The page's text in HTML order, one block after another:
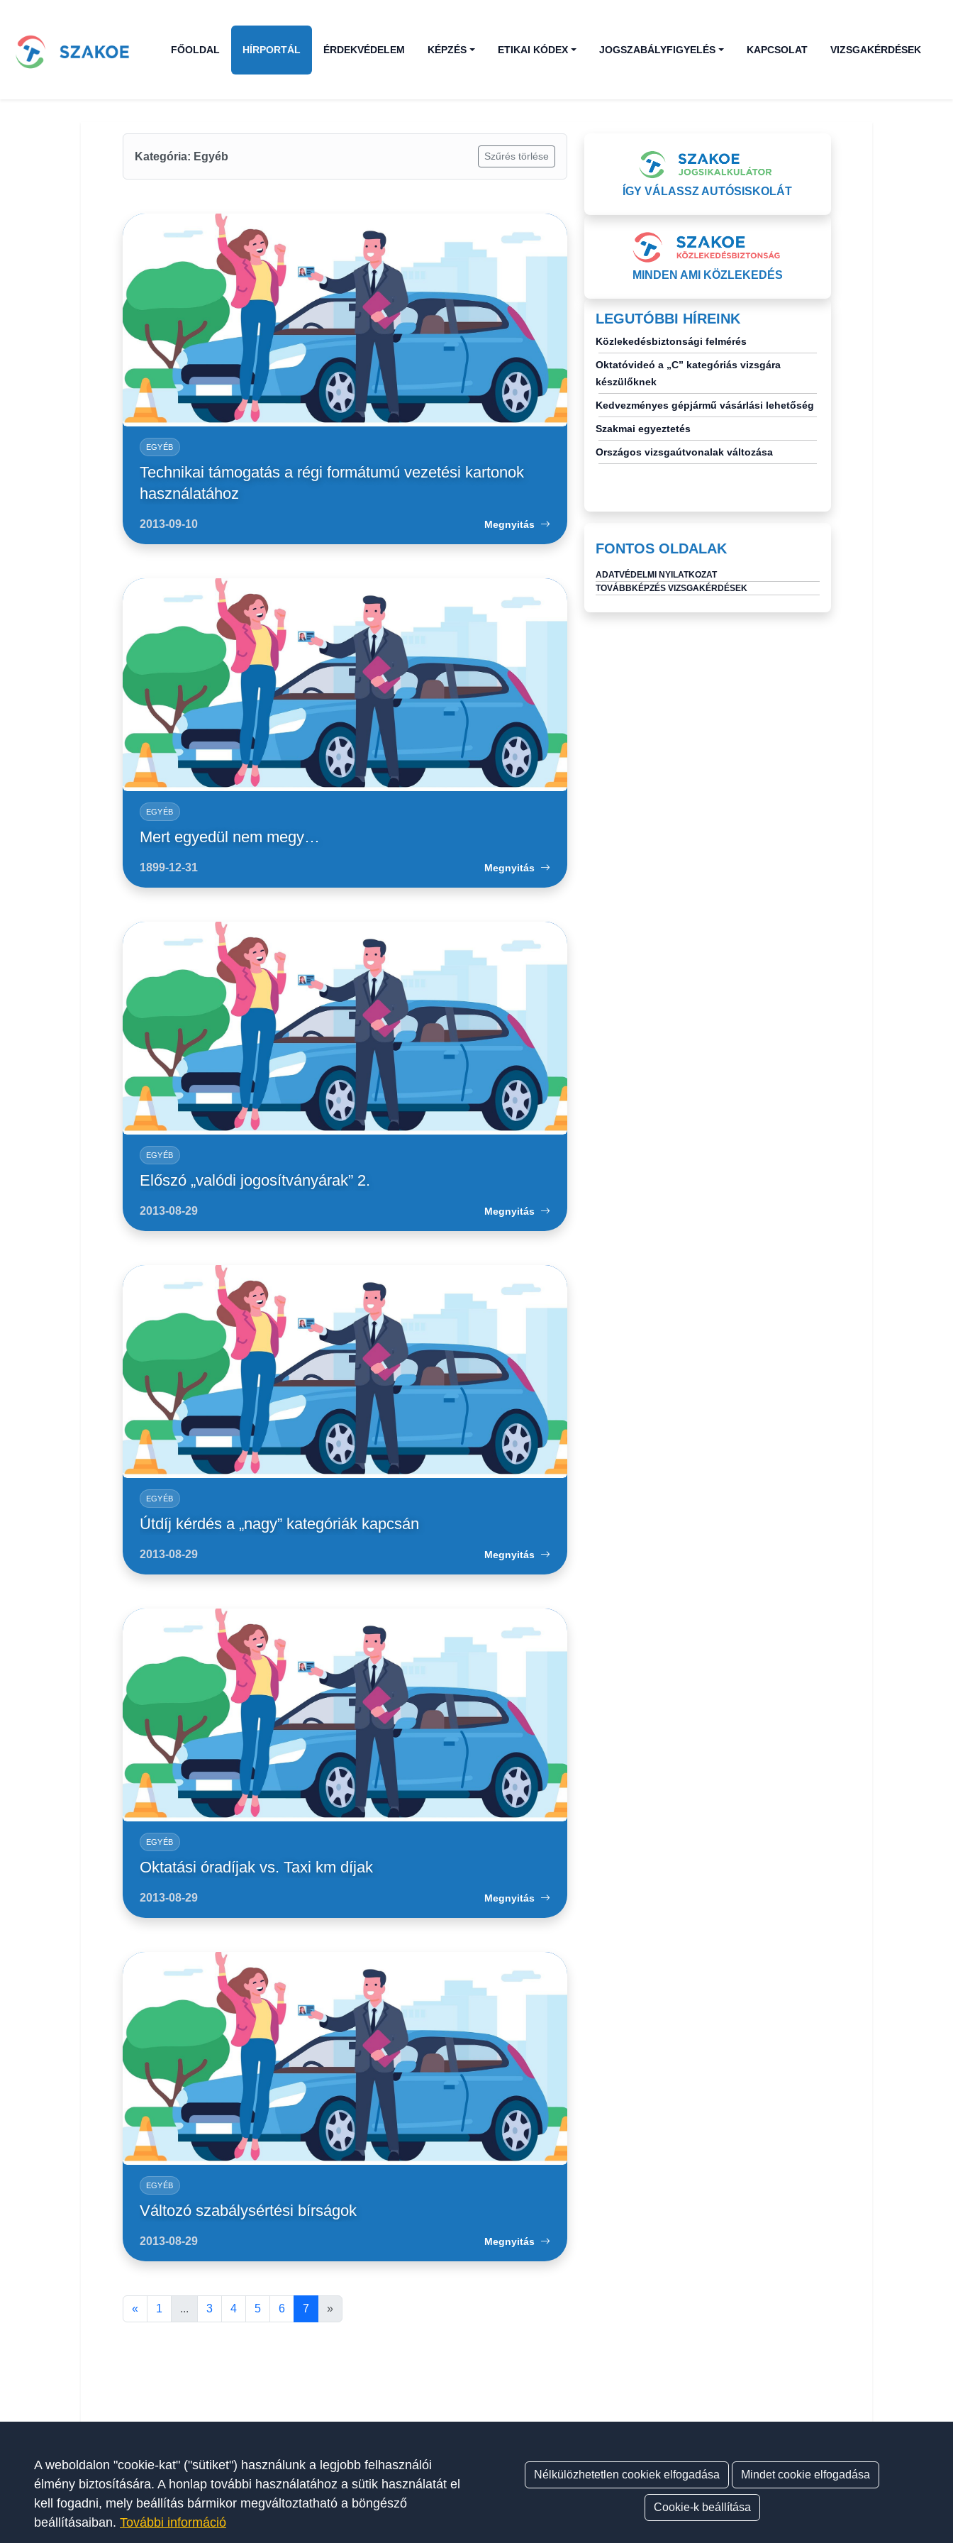
FŐOLDAL HÍRPORTÁL ÉRDEKVÉDELEM KÉPZÉS ETIKAI KÓDEX JOGSZABÁLYFIGYELÉS KAPCSOLAT VIZSGAKÉRDÉSEK
Bejegyzések
Kategória: Egyéb Szűrés törlése
EGYÉB
Technikai támogatás a régi formátumú vezetési kartonok
használatához
2013-09-10 Megnyitás
EGYÉB
Mert egyedül nem megy…
1899-12-31 Megnyitás
EGYÉB
Előszó „valódi jogosítványárak” 2.
2013-08-29 Megnyitás
EGYÉB
Útdíj kérdés a „nagy” kategóriák kapcsán
2013-08-29 Megnyitás
EGYÉB
Oktatási óradíjak vs. Taxi km díjak
2013-08-29 Megnyitás
EGYÉB
Változó szabálysértési bírságok
2013-08-29 Megnyitás
« 1 ... 3 4 5 6 7 »
Oldalsáv
ÍGY VÁLASSZ AUTÓSISKOLÁT
MINDEN AMI KÖZLEKEDÉS
LEGUTÓBBI HÍREINK
Közlekedésbiztonsági felmérés
Oktatóvideó a „C” kategóriás vizsgára
készülőknek
Kedvezményes gépjármű vásárlási lehetőség
Szakmai egyeztetés
Országos vizsgaútvonalak változása
FONTOS OLDALAK
ADATVÉDELMI NYILATKOZAT
TOVÁBBKÉPZÉS VIZSGAKÉRDÉSEK
A weboldalon "cookie-kat" ("sütiket") használunk a legjobb felhasználói
élmény biztosítására. A honlap további használatához a sütik használatát el
kell fogadni, mely beállítás bármikor megváltoztatható a böngésző
beállításaiban. További információ
Nélkülözhetetlen cookiek elfogadása Mindet cookie elfogadása
Cookie-k beállítása